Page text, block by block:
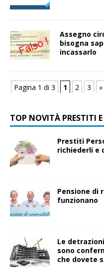
Assegno
bisogna
incassarlo
Pagina 1 di 3 1 2 3 »
TOP NOVITÀ PRESTITI
Prestiti
richiederli e
Pensione di
funzionano
Le
sono
che dovete